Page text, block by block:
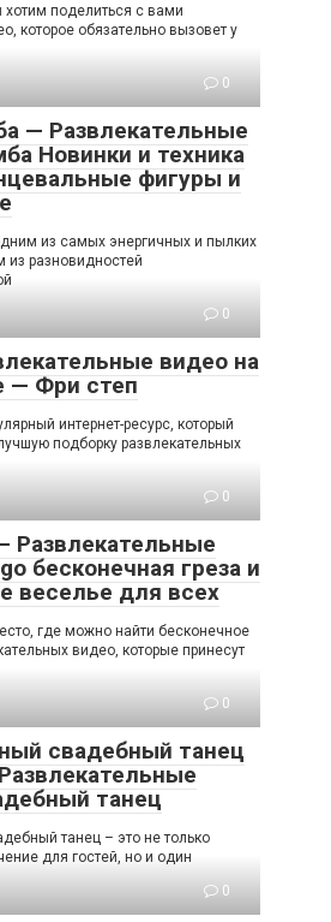
поделиться с вами
которое обязательно вызовет у
0
— Развлекательные
Новинки и техника
фигуры и
из самых энергичных и пылких
разновидностей
0
видео на
— Фри степ
интернет-ресурс, который
подборку развлекательных
0
Развлекательные
бесконечная греза и
веселье для всех
где можно найти бесконечное
видео, которые принесут
0
свадебный танец
танец
танец – это не только
для гостей, но и один
0